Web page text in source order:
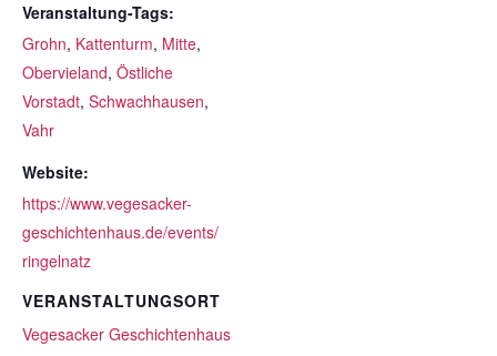
Veranstaltung-Tags:
Grohn, Kattenturm, Mitte,
Obervieland, Östliche
Vorstadt, Schwachhausen,
Vahr
Website:
https://www.vegesacker-
geschichtenhaus.de/events/
ringelnatz
VERANSTALTUNGSORT
Vegesacker Geschichtenhaus